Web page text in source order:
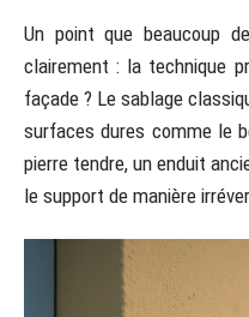
Un point que beaucoup
clairement : la technique
façade ? Le sablage
surfaces dures comme le
pierre tendre, un enduit
le support de manière